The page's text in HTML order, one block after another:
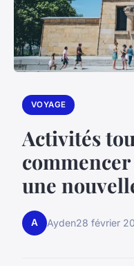
VOYAGE
Activités
une
A Ayden28 février